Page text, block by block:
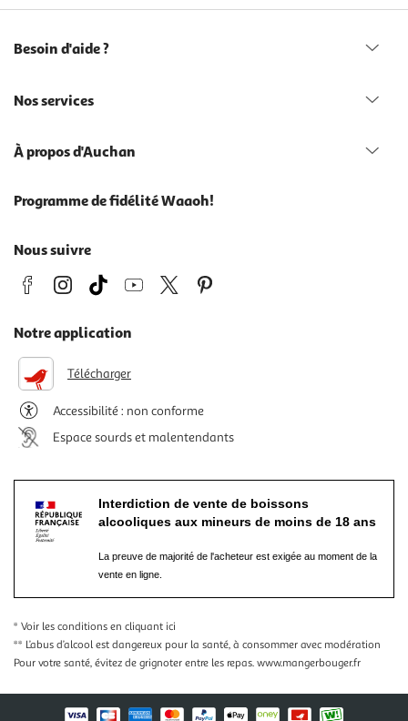
Besoin d'aide ?
Nos services
À propos d'Auchan
Programme de fidélité Waaoh!
Nous suivre
Notre application
Télécharger
Accessibilité : non conforme
Espace sourds et malentendants
Interdiction de vente de boissons
alcooliques aux mineurs de moins de 18 ans
La preuve de majorité de l'acheteur est exigée au moment de la
vente en ligne.
* Voir les conditions en cliquant ici
** L’abus d’alcool est dangereux pour la santé, à consommer avec modération
Pour votre santé, évitez de grignoter entre les repas. www.mangerbouger.fr